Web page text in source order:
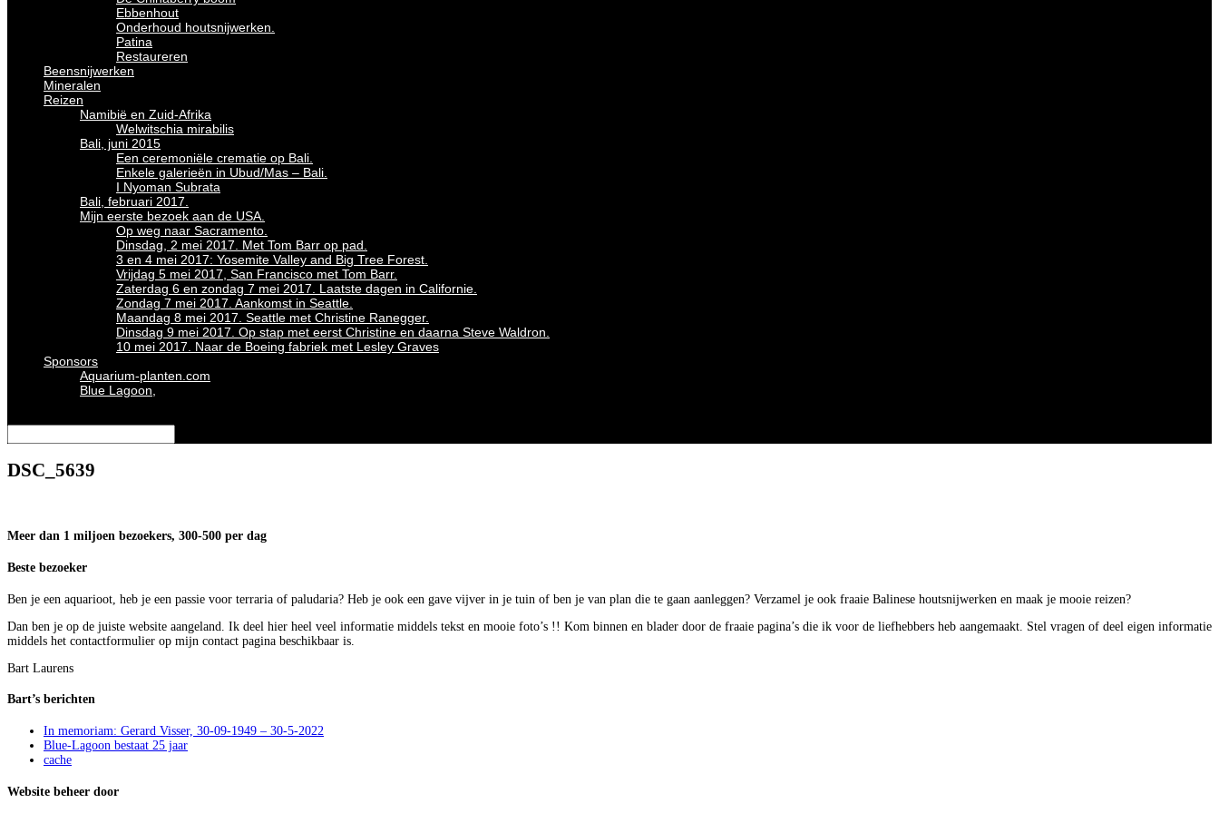
Ebbenhout
Onderhoud houtsnijwerken.
Patina
Restaureren
Beensnijwerken
Mineralen
Reizen
Namibië en Zuid-Afrika
Welwitschia mirabilis
Bali, juni 2015
Een ceremoniële crematie op Bali.
Enkele galerieën in Ubud/Mas – Bali.
I Nyoman Subrata
Bali, februari 2017.
Mijn eerste bezoek aan de USA.
Op weg naar Sacramento.
Dinsdag, 2 mei 2017. Met Tom Barr op pad.
3 en 4 mei 2017: Yosemite Valley and Big Tree Forest.
Vrijdag 5 mei 2017, San Francisco met Tom Barr.
Zaterdag 6 en zondag 7 mei 2017. Laatste dagen in Californie.
Zondag 7 mei 2017. Aankomst in Seattle.
Maandag 8 mei 2017. Seattle met Christine Ranegger.
Dinsdag 9 mei 2017. Op stap met eerst Christine en daarna Steve Waldron.
10 mei 2017. Naar de Boeing fabriek met Lesley Graves
Sponsors
Aquarium-planten.com
Blue Lagoon,
DSC_5639
Meer dan 1 miljoen bezoekers, 300-500 per dag
Beste bezoeker
Ben je een aquarioot, heb je een passie voor terraria of paludaria? Heb je ook een gave vijver in je tuin of ben je van plan die te gaan aanleggen? Verzamel je ook fraaie Balinese houtsnijwerken en maak je mooie reizen?
Dan ben je op de juiste website aangeland. Ik deel hier heel veel informatie middels tekst en mooie foto’s !! Kom binnen en blader door de fraaie pagina’s die ik voor de liefhebbers heb aangemaakt. Stel vragen of deel eigen informatie
middels het contactformulier op mijn contact pagina beschikbaar is.
Bart Laurens
Bart’s berichten
In memoriam: Gerard Visser, 30-09-1949 – 30-5-2022
Blue-Lagoon bestaat 25 jaar
cache
Website beheer door